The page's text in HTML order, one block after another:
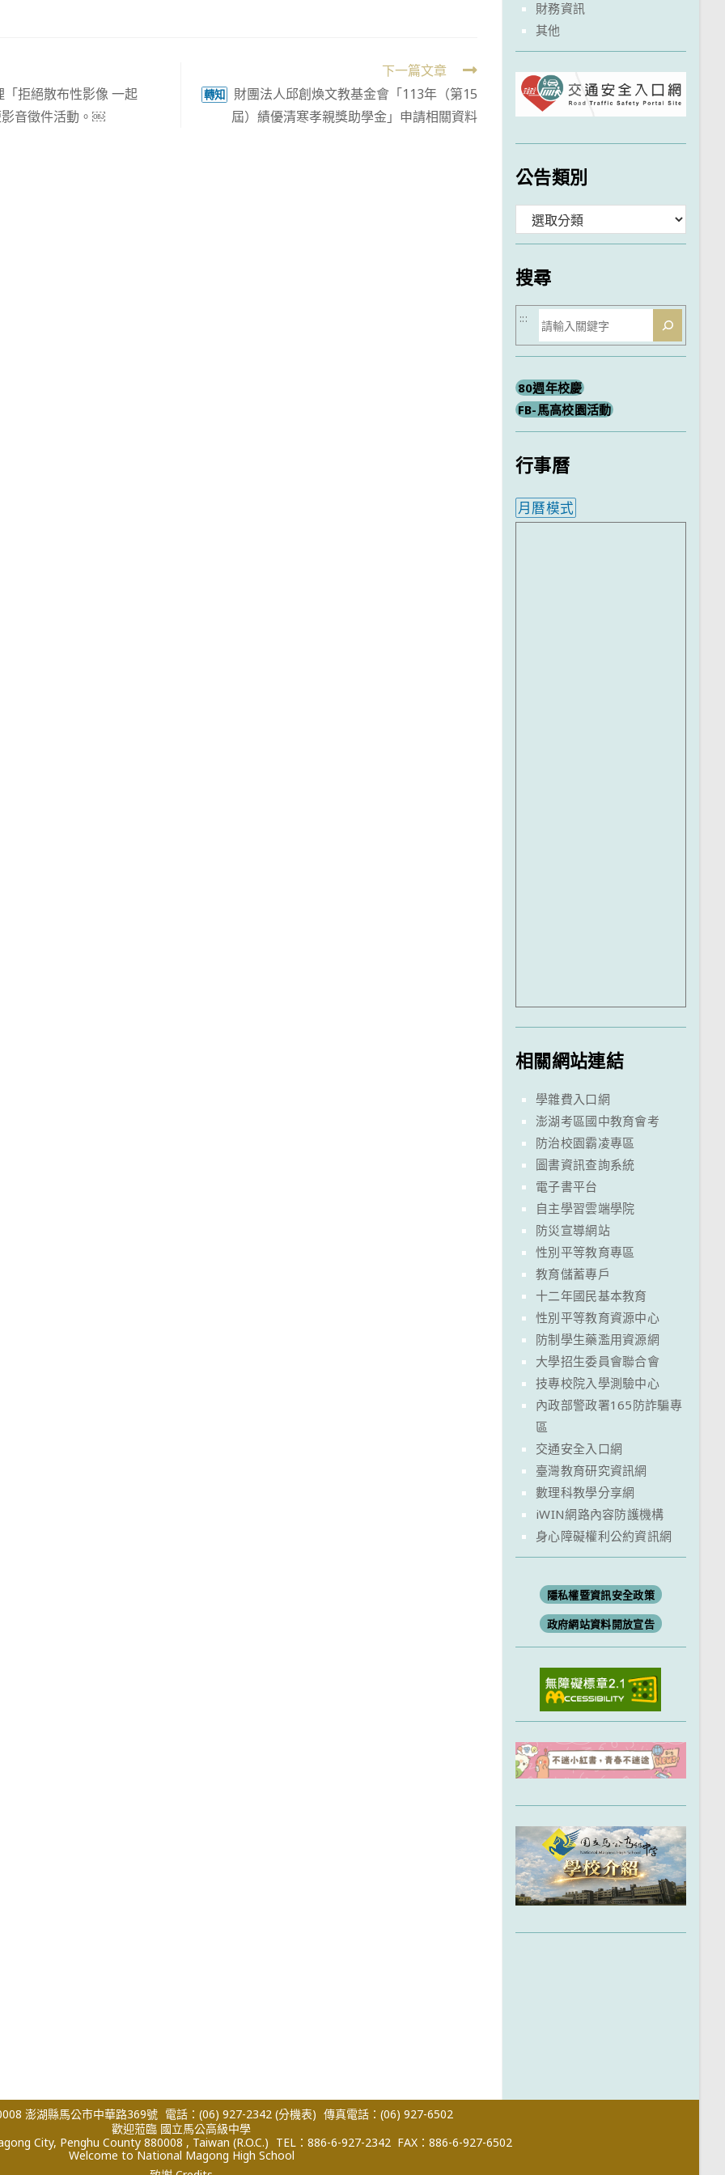
拒絕散布性影像 一起
音徵件活動。￼
下一篇文章
轉知
財團法人邱創煥文教基金會「113年（第15
屆）績優清寒孝親獎助學金」申請相關資料
財務資訊
其他
公告類別
類
搜尋
搜
尋
:::
80週年校慶
FB-馬高校園活動
行事曆
月曆模式
相關網站連結
學雜費入口網
澎湖考區國中教育會考
防治校園霸凌專區
圖書資訊查詢系統
電子書平台
自主學習雲端學院
防災宣導網站
性別平等教育專區
教育儲蓄專戶
十二年國民基本教育
性別平等教育資源中心
防制學生藥濫用資源網
大學招生委員會聯合會
技專校院入學測驗中心
內政部警政署165防詐騙專
區
交通安全入口網
臺灣教育研究資訊網
數理科教學分享網
iWIN網路內容防護機構
身心障礙權利公約資訊網
隱私權暨資訊安全政策
政府網站資料開放宣告
澎湖縣馬公市中華路369號 電話：(06) 927-2342 (分機表) 傳真電話：(06) 927-6502
歡迎蒞臨 國立馬公高級中學
City, Penghu County 880008 , Taiwan (R.O.C.) TEL：886-6-927-2342 FAX：886-6-927-6502
Welcome to National Magong High School